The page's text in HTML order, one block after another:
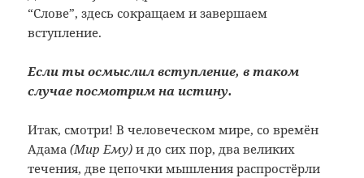
“Слове”, здесь сокращаем и завершаем
вступление.
Если ты осмыслил вступление, в таком
случае посмотрим на истину.
Итак, смотри! В человеческом мире, со времён
Адама(Мир Ему) и до сих пор, два великих
течения, две цепочки мышления распростёрли